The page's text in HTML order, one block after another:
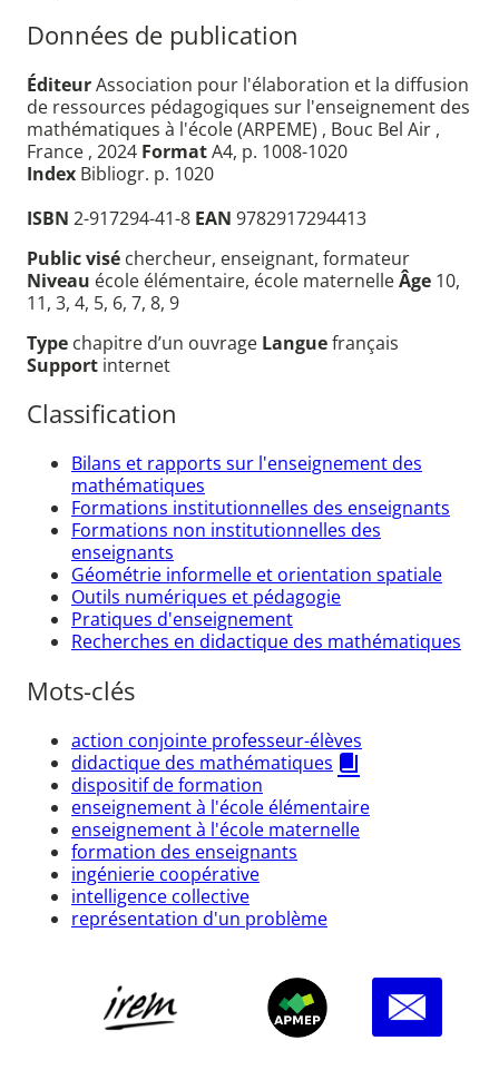
Données de publication
ÉditeurAssociation pour l'élaboration et la diffusion
de ressources pédagogiques sur l'enseignement des
mathématiques à l'école (ARPEME) , Bouc Bel Air ,
France , 2024 FormatA4, p. 1008-1020
Index Bibliogr. p. 1020
ISBN 2-917294-41-8 EAN 9782917294413
Public visé chercheur, enseignant, formateur
Niveau école élémentaire, école maternelleÂge 10,
11, 3, 4, 5, 6, 7, 8, 9
Type chapitre d’un ouvrage Languefrançais
Support internet
Classification
Bilans et rapports sur l'enseignement des
mathématiques
Formations institutionnelles des enseignants
Formations non institutionnelles des
enseignants
Géométrie informelle et orientation spatiale
Outils numériques et pédagogie
Pratiques d'enseignement
Recherches en didactique des mathématiques
Mots-clés
action conjointe professeur-élèves
didactique des mathématiques
dispositif de formation
enseignement à l'école élémentaire
enseignement à l'école maternelle
formation des enseignants
ingénierie coopérative
intelligence collective
représentation d'un problème